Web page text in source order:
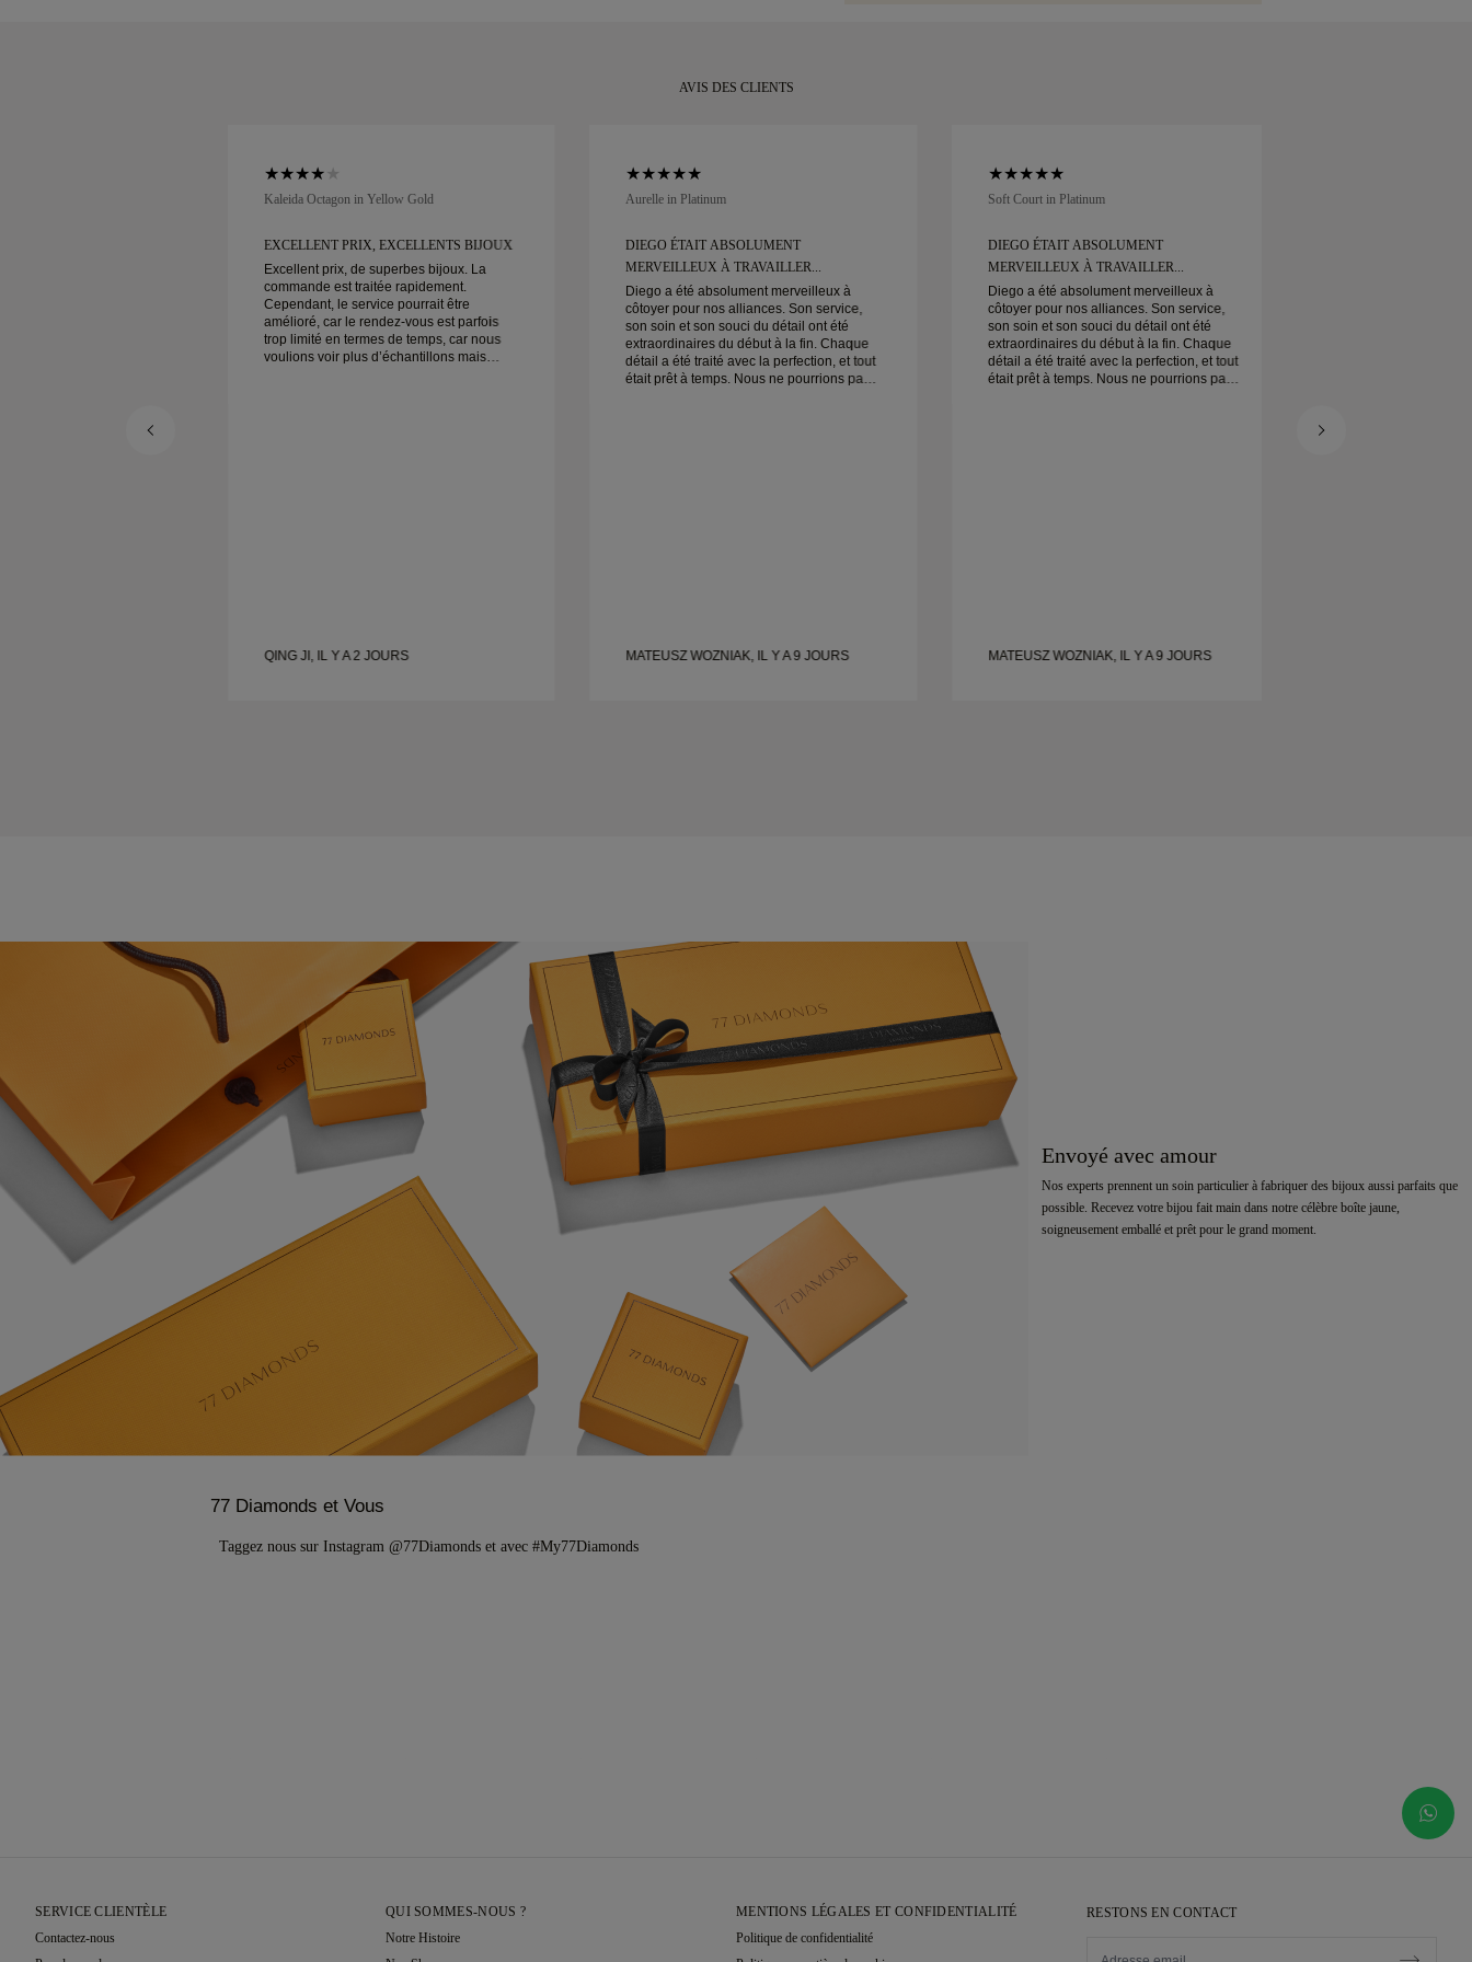
AVIS DES CLIENTS
Kaleida Octagon in Yellow Gold
EXCELLENT PRIX, EXCELLENTS BIJOUX
Excellent prix, de superbes bijoux. La
commande est traitée rapidement.
Cependant, le service pourrait être
amélioré, car le rendez-vous est parfois
trop limité en termes de temps, car nous
voulions voir plus d’échantillons mais
QING JI, IL Y A 2 JOURS
Aurelle in Platinum
DIEGO ÉTAIT ABSOLUMENT
MERVEILLEUX À TRAVAILLER...
Diego a été absolument merveilleux à
côtoyer pour nos alliances. Son service,
son soin et son souci du détail ont été
extraordinaires du début à la fin. Chaque
détail a été traité avec la perfection, et tout
était prêt à temps. Nous ne pourrions pas
MATEUSZ WOZNIAK, IL Y A 9 JOURS
Soft Court in Platinum
DIEGO ÉTAIT ABSOLUMENT
MERVEILLEUX À TRAVAILLER...
Diego a été absolument merveilleux à
côtoyer pour nos alliances. Son service,
son soin et son souci du détail ont été
extraordinaires du début à la fin. Chaque
détail a été traité avec la perfection, et tout
était prêt à temps. Nous ne pourrions pas
MATEUSZ WOZNIAK, IL Y A 9 JOURS
Envoyé avec amour
Nos experts prennent un soin particulier à fabriquer des bijoux aussi parfaits que
possible. Recevez votre bijou fait main dans notre célèbre boîte jaune,
soigneusement emballé et prêt pour le grand moment.
77 Diamonds et Vous
Taggez nous sur Instagram @77Diamonds et avec #My77Diamonds
RESTONS EN CONTACT
SERVICE CLIENTÈLE
Contactez-nous
QUI SOMMES-NOUS ?
Notre Histoire
MENTIONS LÉGALES ET CONFIDENTIALITÉ
Politique de confidentialité